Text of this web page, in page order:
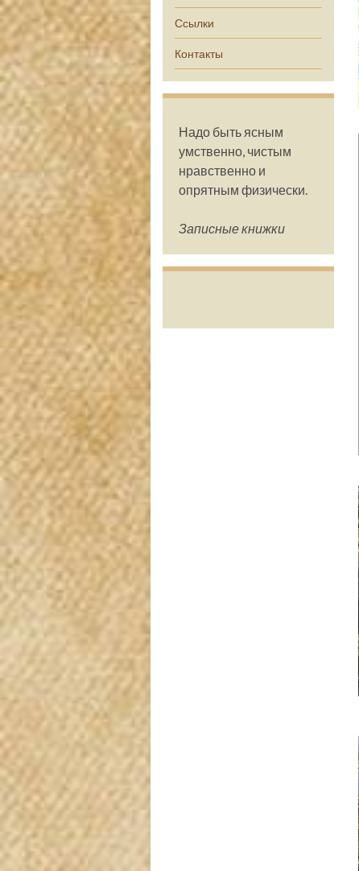
Ссылки
Контакты
Надо быть ясным
умственно, чистым
нравственно и
опрятным физически.
Записные книжки